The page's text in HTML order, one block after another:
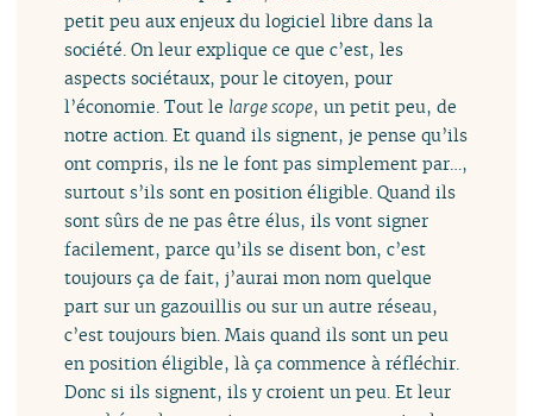
petit peu aux enjeux du logiciel libre dans la
société. On leur explique ce que c’est, les
aspects sociétaux, pour le citoyen, pour
l’économie. Tout le large scope, un petit peu, de
notre action. Et quand ils signent, je pense qu’ils
ont compris, ils ne le font pas simplement par…,
surtout s’ils sont en position éligible. Quand ils
sont sûrs de ne pas être élus, ils vont signer
facilement, parce qu’ils se disent bon, c’est
toujours ça de fait, j’aurai mon nom quelque
part sur un gazouillis ou sur un autre réseau,
c’est toujours bien. Mais quand ils sont un peu
en position éligible, là ça commence à réfléchir.
Donc si ils signent, ils y croient un peu. Et leur